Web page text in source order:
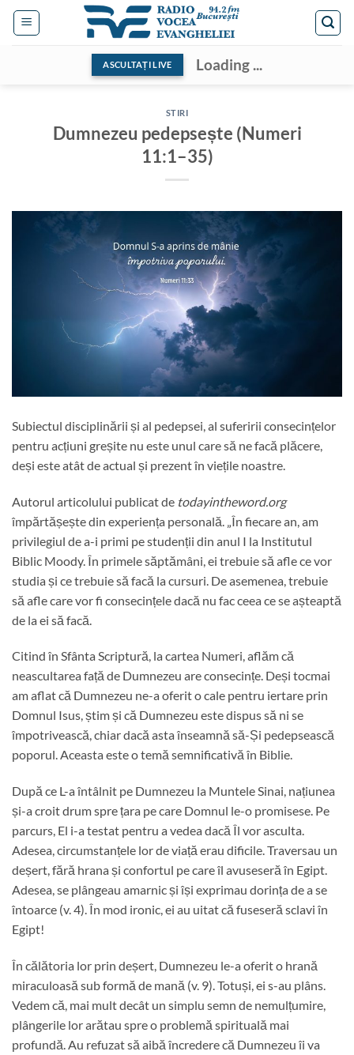
Skip
ASCULTAȚI LIVE Loading ...
STIRI
Dumnezeu pedepsește (Numeri
11:1–35)
Subiectul disciplinării și al pedepsei, al suferirii consecințelor
pentru acțiuni greșite nu este unul care să ne facă plăcere,
deși este atât de actual și prezent în viețile noastre.
Autorul articolului publicat de todayintheword.org
împărtășește din experiența personală. „În fiecare an, am
privilegiul de a-i primi pe studenții din anul I la Institutul
Biblic Moody. În primele săptămâni, ei trebuie să afle ce vor
studia și ce trebuie să facă la cursuri. De asemenea, trebuie
să afle care vor fi consecințele dacă nu fac ceea ce se așteaptă
de la ei să facă.
Citind în Sfânta Scriptură, la cartea Numeri, aflăm că
neascultarea față de Dumnezeu are consecințe. Deși tocmai
am aflat că Dumnezeu ne-a oferit o cale pentru iertare prin
Domnul Isus, știm și că Dumnezeu este dispus să ni se
împotrivească, chiar dacă asta înseamnă să-Și pedepsească
poporul. Aceasta este o temă semnificativă în Biblie.
După ce L-a întâlnit pe Dumnezeu la Muntele Sinai, națiunea
și-a croit drum spre țara pe care Domnul le-o promisese. Pe
parcurs, El i-a testat pentru a vedea dacă Îl vor asculta.
Adesea, circumstanțele lor de viață erau dificile. Traversau un
deșert, fără hrana și confortul pe care îl avuseseră în Egipt.
Adesea, se plângeau amarnic și își exprimau dorința de a se
întoarce (v. 4). În mod ironic, ei au uitat că fuseseră sclavi în
Egipt!
În călătoria lor prin deșert, Dumnezeu le-a oferit o hrană
miraculoasă sub formă de mană (v. 9). Totuși, ei s-au plâns.
Vedem că, mai mult decât un simplu semn de nemulțumire,
plângerile lor arătau spre o problemă spirituală mai
profundă. Au refuzat să aibă încredere că Dumnezeu îi va